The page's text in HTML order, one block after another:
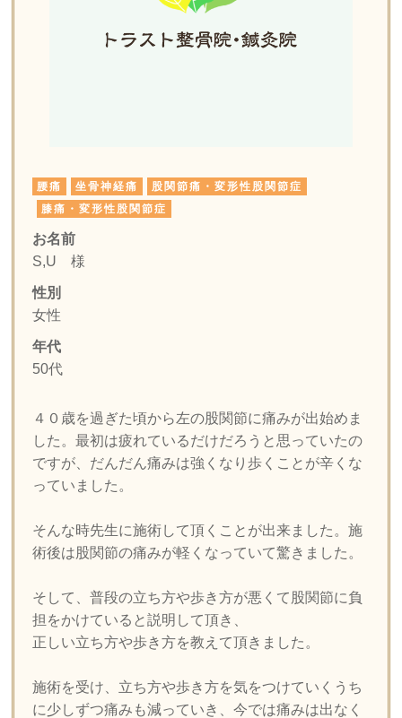
腰痛 坐骨神経痛
股関節痛・変形性股関節症
膝痛・変形性股関節症
お名前
S,U 様
性別
女性
年代
50代
４０歳を過ぎた頃から左の股関節に痛みが出始めま
した。最初は疲れているだけだろうと思っていたの
ですが、だんだん痛みは強くなり歩くことが辛くな
っていました。
そんな時先生に施術して頂くことが出来ました。施
術後は股関節の痛みが軽くなっていて驚きました。
そして、普段の立ち方や歩き方が悪くて股関節に負
担をかけていると説明して頂き、
正しい立ち方や歩き方を教えて頂きました。
施術を受け、立ち方や歩き方を気をつけていくうち
に少しずつ痛みも減っていき、今では痛みは出なく